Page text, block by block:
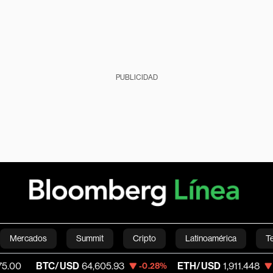
PUBLICIDAD
Mercados Summit Cripto Latinoamérica
Economía Estilo de vida Mundo Videos
USD 64,605.93 -0.28% ETH/USD 1,911.448 -0.23%